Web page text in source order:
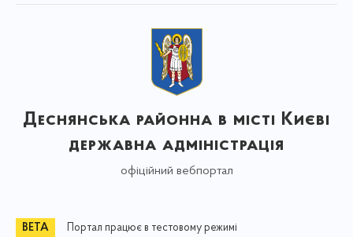
Деснянська районна в місті Києві
державна адміністрація
офіційний вебпортал
Портал працює в тестовому режимі